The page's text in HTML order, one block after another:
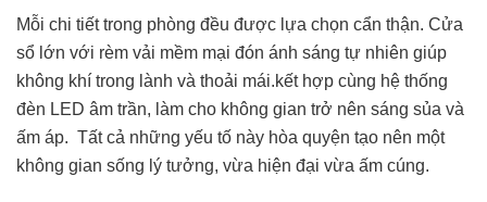
Mỗi chi tiết trong phòng đều được lựa chọn cẩn thận. Cửa
sổ lớn với rèm vải mềm mại đón ánh sáng tự nhiên giúp
không khí trong lành và thoải mái.kết hợp cùng hệ thống
đèn LED âm trần, làm cho không gian trở nên sáng sủa và
ấm áp. Tất cả những yếu tố này hòa quyện tạo nên một
không gian sống lý tưởng, vừa hiện đại vừa ấm cúng.